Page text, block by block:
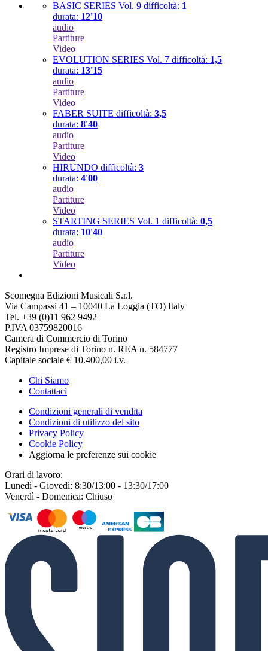
BASIC SERIES Vol. 9 difficoltà: 1
durata: 12'10
audio
Partiture
Video
EVOLUTION SERIES Vol. 7 difficoltà: 1,5
durata: 13'15
audio
Partiture
Video
FABER SUITE difficoltà: 3,5
durata: 8'40
audio
Partiture
Video
HIRUNDO difficoltà: 3
durata: 4'00
audio
Partiture
Video
STARTING SERIES Vol. 1 difficoltà: 0,5
durata: 10'40
audio
Partiture
Video
Scomegna Edizioni Musicali S.r.l.
Via Campassi 41 – 10040 La Loggia (TO) Italy
Tel. +39 (0)11 962 9492
P.IVA 03759820016
Camera di Commercio di Torino
Registro Imprese di Torino n. REA n. 584777
Capitale sociale € 10.400,00 i.v.
Chi Siamo
Contattaci
Condizioni generali di vendita
Condizioni di utilizzo del sito
Privacy Policy
Cookie Policy
Aggiorna le preferenze sui cookie
Orari di lavoro:
Lunedì - Giovedì: 8:30/13:00 - 13:30/17:00
Venerdì - Domenica: Chiuso